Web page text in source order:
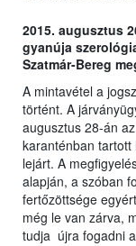
2015. augusztus
gyanúja
Szatmár-Bereg
A mintavétel a
történt. A
augusztus 28-án
karanténban
lejárt. A
alapján, a szóban
fertőzöttsége
még le van zárva,
tudja újra fogadni